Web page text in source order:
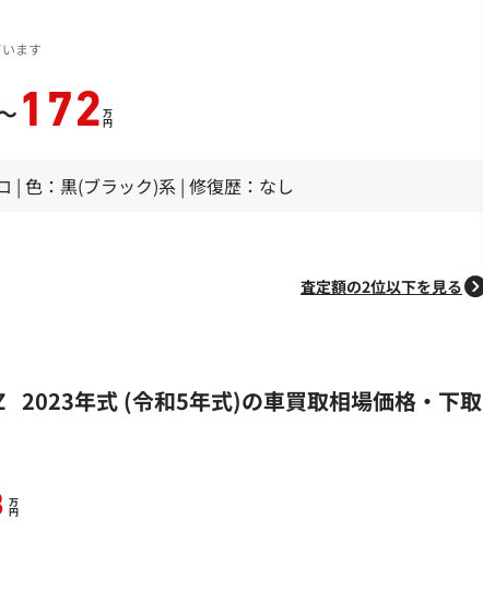
ます
172 万
円
| 色：黒(ブラック)系 | 修復歴：なし
査定額の2位以下を見る
2023年式 (令和5年式)の車買取相場価格・下取
万
円